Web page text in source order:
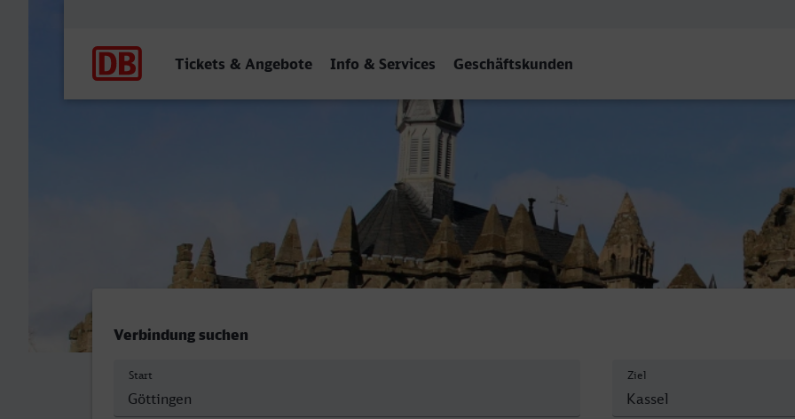
Tickets & Angebote Info & Services Geschäftskunden
Verbindung suchen
Start Ziel